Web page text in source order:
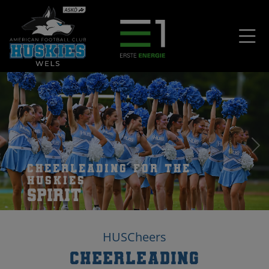
Cheerleading for the
Huskies
Spirit
HUSCheers
Cheerleading